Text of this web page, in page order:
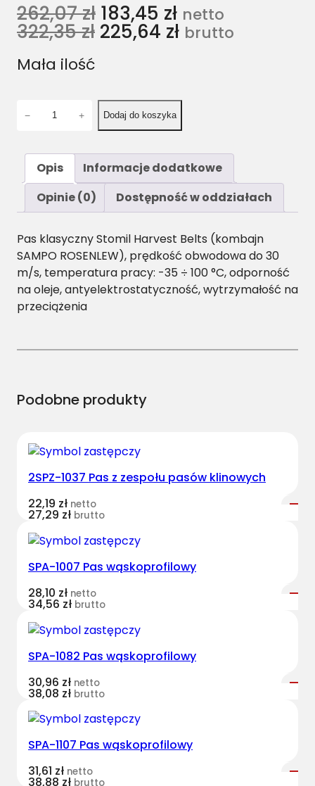
262,07zł 183,45 zł netto
322,35zł 225,64 zł brutto
Mała ilość
/
-
2
6
6
0
a
− + Dodaj do koszyka
Opis
Informacje dodatkowe
Opinie (0)
Dostępność w oddziałach
Pas klasyczny Stomil Harvest Belts (kombajn
SAMPO ROSENLEW), prędkość obwodowa do 30
m/s, temperatura pracy: -35 ÷ 100 °C, odporność
na oleje, antyelektrostatyczność, wytrzymałość na
przeciążenia
Podobne produkty
2SPZ-1037 Pas z zespołu pasów klinowych
22,19 zł netto
27,29 zł brutto
SPA-1007 Pas wąskoprofilowy
28,10 zł netto
34,56 zł brutto
SPA-1082 Pas wąskoprofilowy
30,96 zł netto
38,08 zł brutto
SPA-1107 Pas wąskoprofilowy
31,61 zł netto
38,88 zł brutto